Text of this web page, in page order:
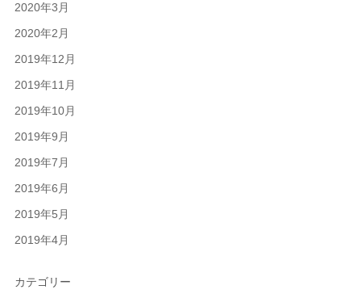
2020年3月
2020年2月
2019年12月
2019年11月
2019年10月
2019年9月
2019年7月
2019年6月
2019年5月
2019年4月
カテゴリー